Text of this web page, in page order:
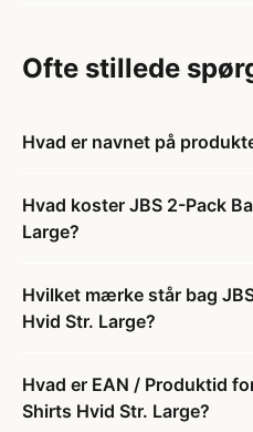
Ofte stillede
Hvad er navnet på
Hvad koster JBS 2-Pack
Large?
Hvilket mærke står bag
Hvid Str. Large?
Hvad er EAN / Produktid
Shirts Hvid Str. Large?